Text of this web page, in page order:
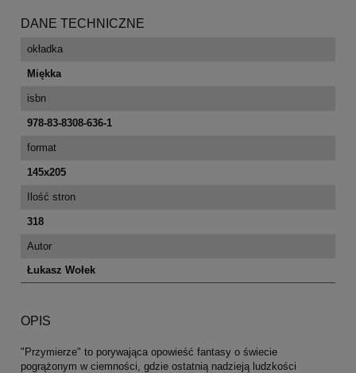
DANE TECHNICZNE
okładka
Miękka
isbn
978-83-8308-636-1
format
145x205
Ilość stron
318
Autor
Łukasz Wołek
OPIS
"Przymierze" to porywająca opowieść fantasy o świecie
pogrążonym w ciemności, gdzie ostatnią nadzieją ludzkości